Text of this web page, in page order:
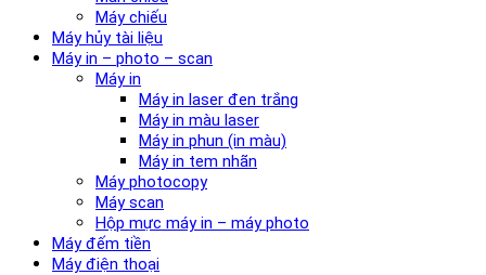
Máy chiếu
Máy hủy tài liệu
Máy in – photo – scan
Máy in
Máy in laser đen trắng
Máy in màu laser
Máy in phun (in màu)
Máy in tem nhãn
Máy photocopy
Máy scan
Hộp mực máy in – máy photo
Máy đếm tiền
Máy điện thoại